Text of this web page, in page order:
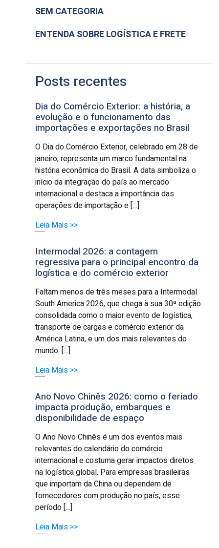
SEM CATEGORIA
ENTENDA SOBRE LOGÍSTICA E FRETE
Posts recentes
Dia do Comércio Exterior: a história, a
evolução e o funcionamento das
importações e exportações no Brasil
O Dia do Comércio Exterior, celebrado em 28 de
janeiro, representa um marco fundamental na
história econômica do Brasil. A data simboliza o
início da integração do país ao mercado
internacional e destaca a importância das
operações de importação e […]
Leia Mais >>
Intermodal 2026: a contagem
regressiva para o principal encontro da
logística e do comércio exterior
Faltam menos de três meses para a Intermodal
South America 2026, que chega à sua 30ª edição
consolidada como o maior evento de logística,
transporte de cargas e comércio exterior da
América Latina, e um dos mais relevantes do
mundo. […]
Leia Mais >>
Ano Novo Chinês 2026: como o feriado
impacta produção, embarques e
disponibilidade de espaço
O Ano Novo Chinês é um dos eventos mais
relevantes do calendário do comércio
internacional e costuma gerar impactos diretos
na logística global. Para empresas brasileiras
que importam da China ou dependem de
fornecedores com produção no país, esse
período […]
Leia Mais >>